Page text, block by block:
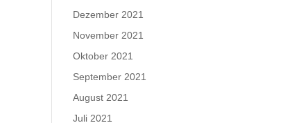
Dezember 2021
November 2021
Oktober 2021
September 2021
August 2021
Juli 2021